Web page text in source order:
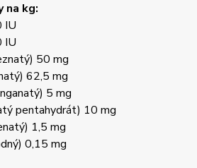
na kg:
IU
IU
50 mg
62,5 mg
5 mg
pentahydrát) 10 mg
1,5 mg
0,15 mg